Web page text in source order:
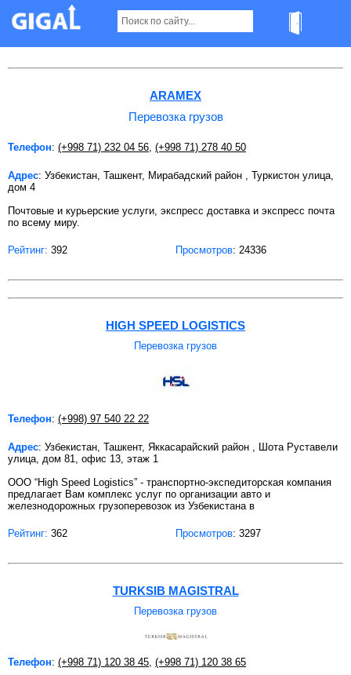
Перевозка грузов в Ташкенте
ARAMEX
Перевозка грузов
Телефон: (+998 71) 232 04 56 (+998 71) 278 40 50
Адрес: Узбекистан, Ташкент, Мирабадский район , Туркистон улица,
дом 4
Почтовые и курьерские услуги, экспресс доставка и экспресс почта
по всему миру.
Рейтинг: 392 Просмотров: 24336
HIGH SPEED LOGISTICS
Перевозка грузов
Телефон: (+998) 97 540 22 22
Адрес: Узбекистан, Ташкент, Яккасарайский район , Шота Руставели
улица, дом 81, офис 13, этаж 1
ООО “High Speed Logistics” - транспортно-экспедиторская компания
предлагает Вам комплекс услуг по организации авто и
железнодорожных грузоперевозок из Узбекистана в
Рейтинг: 362 Просмотров: 3297
TURKSIB MAGISTRAL
Перевозка грузов
Телефон: (+998 71) 120 38 45, (+998 71) 120 38 65